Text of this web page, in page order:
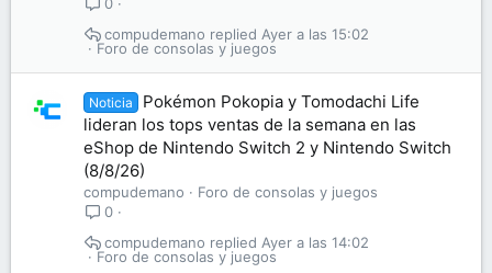
Foro de consolas y juegos
Ayer a las 15:02
compudemano
Noticia
Pokémon Pokopia y Tomodachi Life
lideran los tops ventas de la semana en las
eShop de Nintendo Switch 2 y Nintendo Switch
(8/8/26)
compudemano
Foro de consolas y juegos
0
Foro de consolas y juegos
Ayer a las 14:02
compudemano